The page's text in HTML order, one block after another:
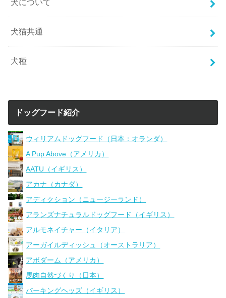
犬について
犬猫共通
犬種
ドッグフード紹介
ウィリアムドッグフード（日本：オランダ）
A Pup Above（アメリカ）
AATU（イギリス）
アカナ（カナダ）
アディクション（ニュージーランド）
アランズナチュラルドッグフード（イギリス）
アルモネイチャー（イタリア）
アーガイルディッシュ（オーストラリア）
アボダーム（アメリカ）
馬肉自然づくり（日本）
バーキングヘッズ（イギリス）